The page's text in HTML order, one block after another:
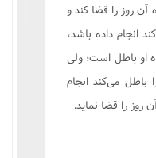
آن روز را قضا کند و
انجام داده باشد،
او باطل است؛ ولی
باطل می‌کند انجام
روز را قضا نماید.